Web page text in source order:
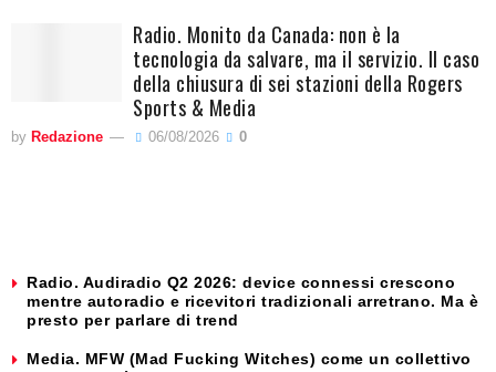
Radio. Monito da Canada: non è la
tecnologia da salvare, ma il servizio. Il caso
della chiusura di sei stazioni della Rogers
Sports & Media
by Redazione 06/08/2026 0
Radio. Audiradio Q2 2026: device connessi crescono
mentre autoradio e ricevitori tradizionali arretrano. Ma è
presto per parlare di trend
Media. MFW (Mad Fucking Witches) come un collettivo